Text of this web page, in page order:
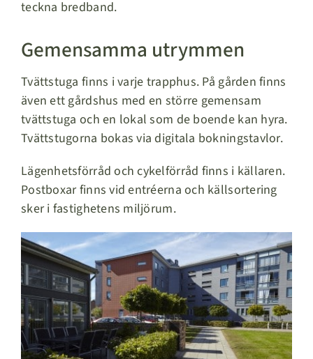
teckna bredband.
Gemensamma utrymmen
Tvättstuga finns i varje trapphus. På gården finns
även ett gårdshus med en större gemensam
tvättstuga och en lokal som de boende kan hyra.
Tvättstugorna bokas via digitala bokningstavlor.
Lägenhetsförråd och cykelförråd finns i källaren.
Postboxar finns vid entréerna och källsortering
sker i fastighetens miljörum.